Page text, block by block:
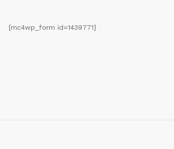
[mc4wp_form id=1439771]